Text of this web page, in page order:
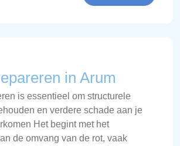
in Arum
is essentieel om structurele
en verdere schade aan je
Het begint met het
de omvang van de rot, vaak